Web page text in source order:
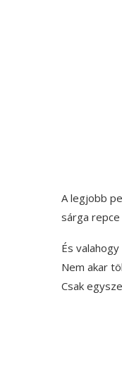
A legjobb
sárga
És
Nem akar
Csak